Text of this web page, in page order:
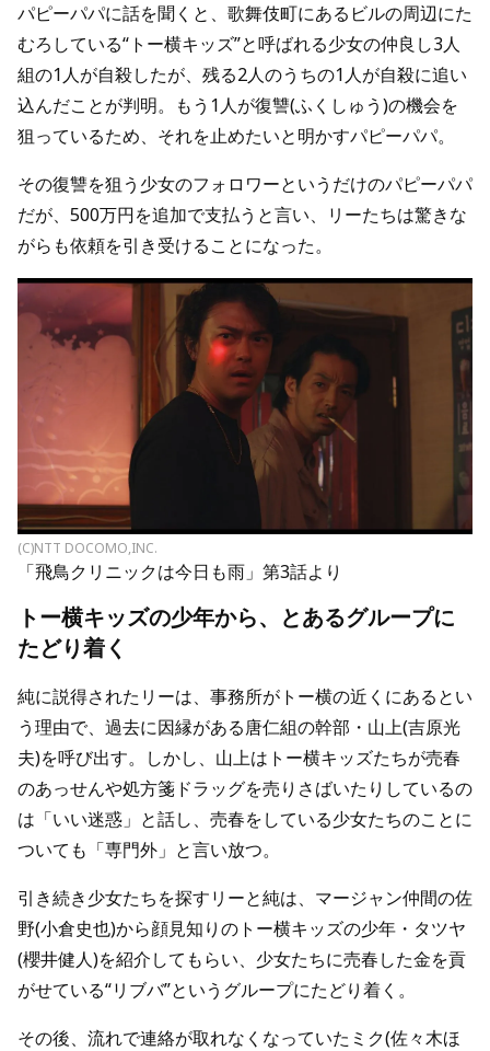
パピーパパに話を聞くと、歌舞伎町にあるビルの周辺にた
むろしている“トー横キッズ”と呼ばれる少女の仲良し3人
組の1人が自殺したが、残る2人のうちの1人が自殺に追い
込んだことが判明。もう1人が復讐(ふくしゅう)の機会を
狙っているため、それを止めたいと明かすパピーパパ。
その復讐を狙う少女のフォロワーというだけのパピーパパ
だが、500万円を追加で支払うと言い、リーたちは驚きな
がらも依頼を引き受けることになった。
(C)NTT DOCOMO,INC.
「飛鳥クリニックは今日も雨」第3話より
トー横キッズの少年から、とあるグループに
たどり着く
純に説得されたリーは、事務所がトー横の近くにあるとい
う理由で、過去に因縁がある唐仁組の幹部・山上(吉原光
夫)を呼び出す。しかし、山上はトー横キッズたちが売春
のあっせんや処方箋ドラッグを売りさばいたりしているの
は「いい迷惑」と話し、売春をしている少女たちのことに
ついても「専門外」と言い放つ。
引き続き少女たちを探すリーと純は、マージャン仲間の佐
野(小倉史也)から顔見知りのトー横キッズの少年・タツヤ
(櫻井健人)を紹介してもらい、少女たちに売春した金を貢
がせている“リブバ”というグループにたどり着く。
その後、流れで連絡が取れなくなっていたミク(佐々木ほ